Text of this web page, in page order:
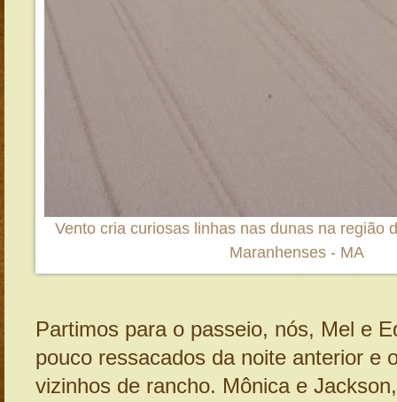
Vento cria curiosas linhas nas dunas na região
Maranhenses - MA
Partimos para o passeio, nós, Mel e
pouco ressacados da noite anterior e
vizinhos de rancho. Mônica e